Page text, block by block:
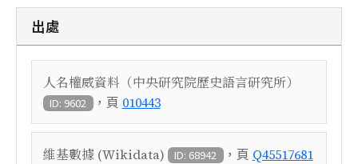
出處
人名權威資料（中央研究院歷史語言研究所）
ID: 9602 ，頁 010443
維基數據 (Wikidata) ID: 68942 ，頁 Q45517681